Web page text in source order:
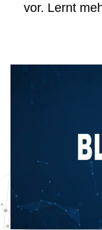
vor. Lernt